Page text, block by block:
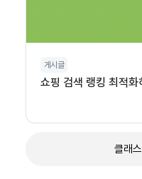
게시글
쇼핑 검색 랭킹 최적화
클래